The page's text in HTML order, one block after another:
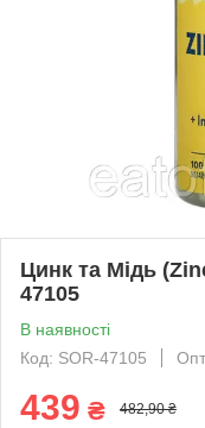
Цинк та Мідь
47105
В наявності
Код: SOR-47105
Опт
439 ₴ 482,90 ₴